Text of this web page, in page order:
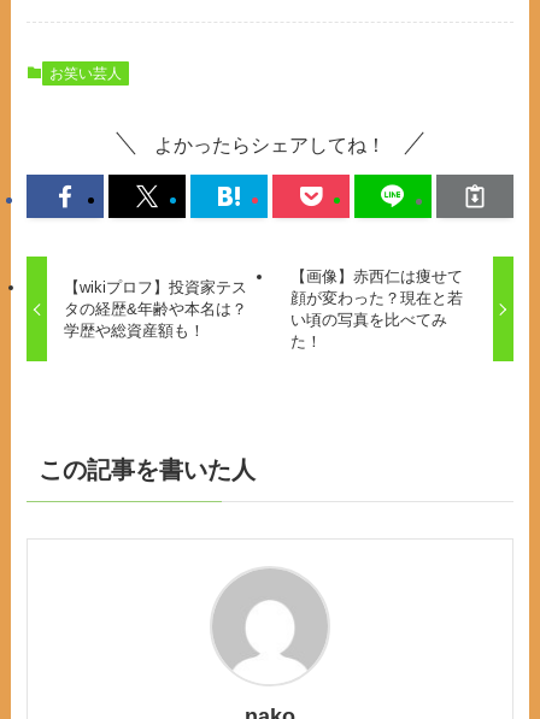
お笑い芸人
よかったらシェアしてね！
【wikiプロフ】投資家テス
タの経歴&年齢や本名は？
学歴や総資産額も！
【画像】赤西仁は痩せて
顔が変わった？現在と若
い頃の写真を比べてみ
た！
この記事を書いた人